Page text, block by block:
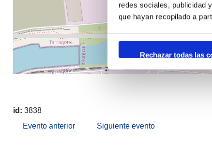
redes sociales, publicidad
que hayan recopilado a
Rechazar todas las
id: 3838
Evento anterior
Siguiente evento